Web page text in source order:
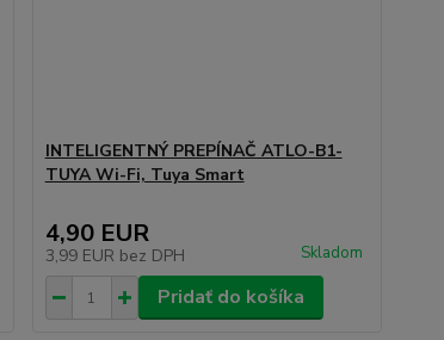
INTELIGENTNÝ PREPÍNAČ ATLO-B1-
TUYA Wi-Fi, Tuya Smart
4,90 EUR
3,99 EUR bez DPH Skladom
Pridať do košíka